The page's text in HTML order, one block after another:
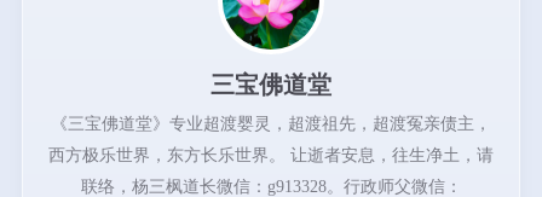
三宝佛道堂
《三宝佛道堂》专业超渡婴灵，超渡祖先，超渡冤亲债主，
西方极乐世界，东方长乐世界。 让逝者安息，往生净土，请
联络，杨三枫道长微信：g913328。行政师父微信：